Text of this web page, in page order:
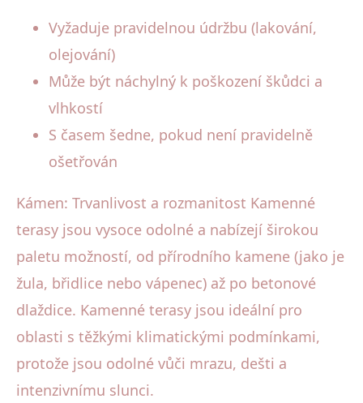
Vyžaduje pravidelnou údržbu (lakování,
olejování)
Může být náchylný k poškození škůdci a
vlhkostí
S časem šedne, pokud není pravidelně
ošetřován
Kámen: Trvanlivost a rozmanitost Kamenné
terasy jsou vysoce odolné a nabízejí širokou
paletu možností, od přírodního kamene (jako je
žula, břidlice nebo vápenec) až po betonové
dlaždice. Kamenné terasy jsou ideální pro
oblasti s těžkými klimatickými podmínkami,
protože jsou odolné vůči mrazu, dešti a
intenzivnímu slunci.